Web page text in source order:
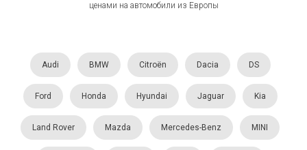
ценами на автомобили из Европы
Audi BMW Citroën Dacia DS
Ford Honda Hyundai Jaguar Kia
Land Rover Mazda Mercedes-Benz MINI